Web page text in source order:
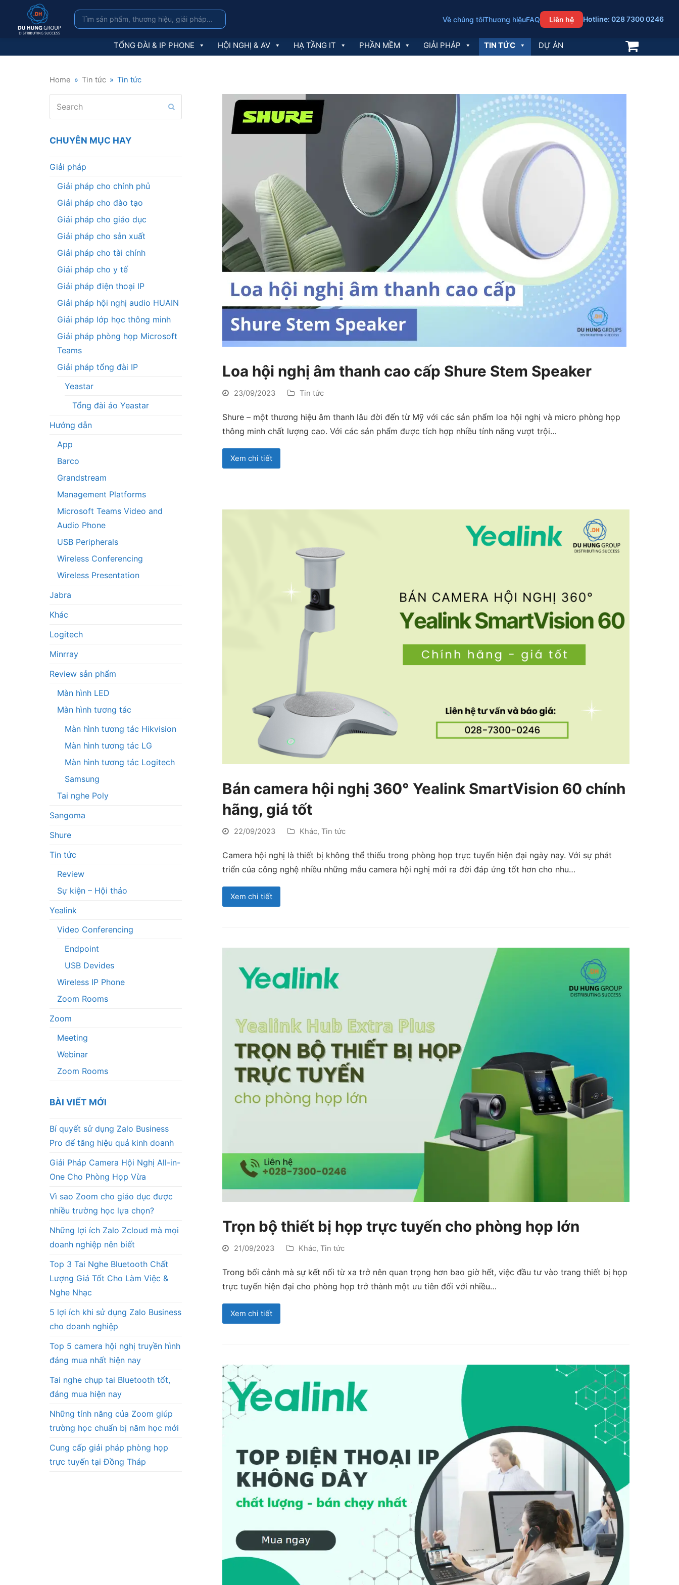
Về chúng tôiThương hiệuFAQ Liên hệ Hotline: 028 7300 0246
TỔNG ĐÀI & IP PHONE HỘI NGHỊ & AV HẠ TẦNG IT PHẦN MỀM GIẢI PHÁP TIN TỨC DỰ ÁN
Home » Tin tức » Tin tức
Loa hội nghị âm thanh cao cấp Shure Stem Speaker
23/09/2023 Tin tức
Shure – một thương hiệu âm thanh lâu đời đến từ Mỹ với các sản phẩm loa hội nghị và micro phòng họp
thông minh chất lượng cao. Với các sản phẩm được tích hợp nhiều tính năng vượt trội…
Xem chi tiết
Bán camera hội nghị 360° Yealink SmartVision 60 chính
hãng, giá tốt
22/09/2023 Khác, Tin tức
Camera hội nghị là thiết bị không thể thiếu trong phòng họp trực tuyến hiện đại ngày nay. Với sự phát
triển của công nghệ nhiều những mẫu camera hội nghị mới ra đời đáp ứng tốt hơn cho nhu…
Xem chi tiết
Trọn bộ thiết bị họp trực tuyến cho phòng họp lớn
21/09/2023 Khác, Tin tức
Trong bối cảnh mà sự kết nối từ xa trở nên quan trọng hơn bao giờ hết, việc đầu tư vào trang thiết bị họp
trực tuyến hiện đại cho phòng họp trở thành một ưu tiên đối với nhiều…
Xem chi tiết
CHUYÊN MỤC HAY
Giải pháp
Giải pháp cho chính phủ
Giải pháp cho đào tạo
Giải pháp cho giáo dục
Giải pháp cho sản xuất
Giải pháp cho tài chính
Giải pháp cho y tế
Giải pháp điện thoại IP
Giải pháp hội nghị audio HUAIN
Giải pháp lớp học thông minh
Giải pháp phòng họp Microsoft
Teams
Giải pháp tổng đài IP
Yeastar
Tổng đài ảo Yeastar
Hướng dẫn
App
Barco
Grandstream
Management Platforms
Microsoft Teams Video and
Audio Phone
USB Peripherals
Wireless Conferencing
Wireless Presentation
Jabra
Khác
Logitech
Minrray
Review sản phẩm
Màn hình LED
Màn hình tương tác
Màn hình tương tác Hikvision
Màn hình tương tác LG
Màn hình tương tác Logitech
Samsung
Tai nghe Poly
Sangoma
Shure
Tin tức
Review
Sự kiện – Hội thảo
Yealink
Video Conferencing
Endpoint
USB Devides
Wireless IP Phone
Zoom Rooms
Zoom
Meeting
Webinar
Zoom Rooms
BÀI VIẾT MỚI
Bí quyết sử dụng Zalo Business
Pro để tăng hiệu quả kinh doanh
Giải Pháp Camera Hội Nghị All-in-
One Cho Phòng Họp Vừa
Vì sao Zoom cho giáo dục được
nhiều trường học lựa chọn?
Những lợi ích Zalo Zcloud mà mọi
doanh nghiệp nên biết
Top 3 Tai Nghe Bluetooth Chất
Lượng Giá Tốt Cho Làm Việc &
Nghe Nhạc
5 lợi ích khi sử dụng Zalo Business
cho doanh nghiệp
Top 5 camera hội nghị truyền hình
đáng mua nhất hiện nay
Tai nghe chụp tai Bluetooth tốt,
đáng mua hiện nay
Những tính năng của Zoom giúp
trường học chuẩn bị năm học mới
Cung cấp giải pháp phòng họp
trực tuyến tại Đồng Tháp